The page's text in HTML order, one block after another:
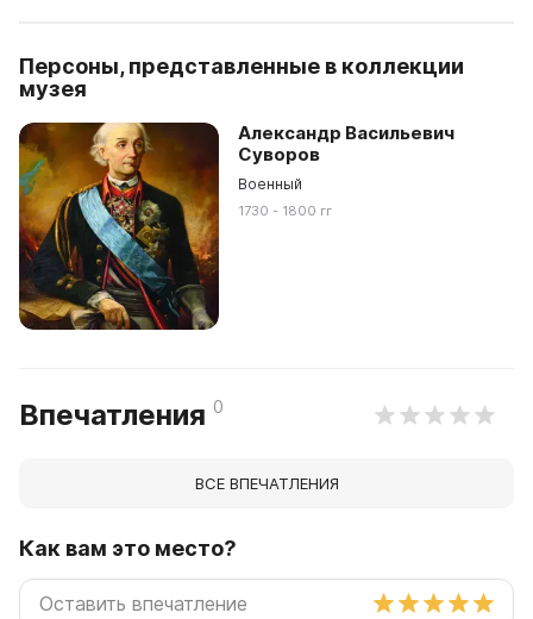
Персоны, представленные в коллекции
музея
Александр Васильевич
Суворов
Военный
1730 - 1800 гг
Впечатления 0
ВСЕ ВПЕЧАТЛЕНИЯ
Как вам это место?